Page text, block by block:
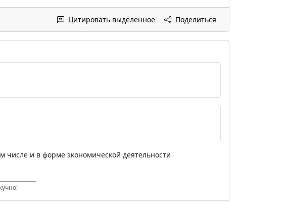
Цитировать выделенное Поделиться
числе и в форме экономической деятельности